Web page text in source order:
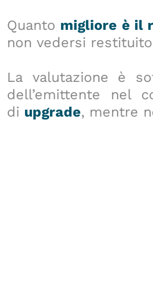
Quanto migliore è il
non vedersi
La valutazione è
dell’emittente nel
di upgrade, mentre